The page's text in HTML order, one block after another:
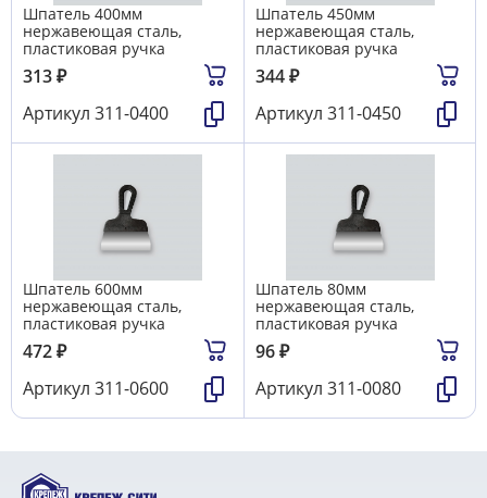
Шпатель 400мм
нержавеющая сталь,
пластиковая ручка
313₽
Артикул 311-0400
Шпатель 450мм
нержавеющая сталь,
пластиковая ручка
344₽
Артикул 311-0450
Шпатель 600мм
нержавеющая сталь,
пластиковая ручка
472₽
Артикул 311-0600
Шпатель 80мм
нержавеющая сталь,
пластиковая ручка
96₽
Артикул 311-0080